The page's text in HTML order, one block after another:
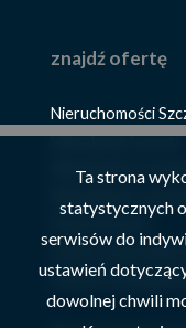
znajdź ofertę
Nieruchomości
Mieszkania Szczyrk
Mieszkania na
Domy Szczyrk
Domy na sprzedaż
Domy na wynajem
Ta strona
statystycznych
serwisów do
ustawień
dowolnej chwili